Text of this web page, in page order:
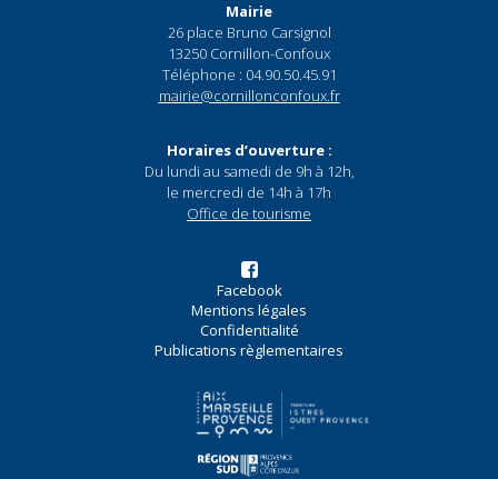
Mairie
26 place Bruno Carsignol
13250 Cornillon-Confoux
Téléphone : 04.90.50.45.91
mairie@cornillonconfoux.fr
Horaires d’ouverture :
Du lundi au samedi de 9h à 12h,
le mercredi de 14h à 17h
Office de tourisme
Facebook
Mentions légales
Confidentialité
Publications règlementaires